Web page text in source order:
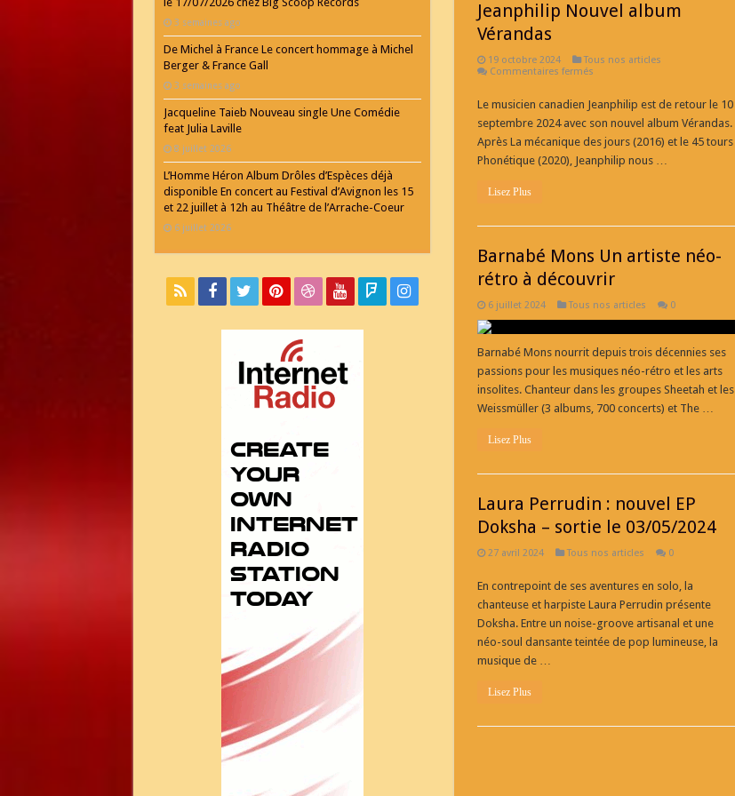
Jeanphilip Nouvel album
Vérandas
19 octobre 2024
Tous nos articles
Commentaires ferméssur
album
Le musicien canadien Jeanphilip est de retour le 10
septembre 2024 avec son nouvel album Vérandas.
Après La mécanique des jours (2016) et le 45 tours
Phonétique (2020), Jeanphilip nous …
Lisez Plus
Barnabé Mons Un artiste néo-
rétro à découvrir
6 juillet 2024 Tous nos articles 0
Barnabé Mons nourrit depuis trois décennies ses
passions pour les musiques néo-rétro et les arts
insolites. Chanteur dans les groupes Sheetah et les
Weissmüller (3 albums, 700 concerts) et The …
Lisez Plus
Laura Perrudin : nouvel EP
Doksha – sortie le 03/05/2024
27 avril 2024 Tous nos articles 0
En contrepoint de ses aventures en solo, la
chanteuse et harpiste Laura Perrudin présente
Doksha. Entre un noise-groove artisanal et une
néo-soul dansante teintée de pop lumineuse, la
musique de …
Lisez Plus
3 semaines ago
De Michel à France Le concert hommage à Michel
Berger & France Gall
3 semaines ago
Jacqueline Taieb Nouveau single Une Comédie
feat Julia Laville
8 juillet 2026
L’Homme Héron Album Drôles d’Espèces déjà
disponible En concert au Festival d’Avignon les 15
et 22 juillet à 12h au Théâtre de l’Arrache-Coeur
6 juillet 2026